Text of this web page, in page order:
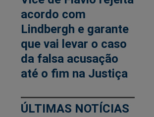
acordo com
Lindbergh e garante
que vai levar o caso
da falsa acusação
até o fim na Justiça
ÚLTIMAS NOTÍCIAS